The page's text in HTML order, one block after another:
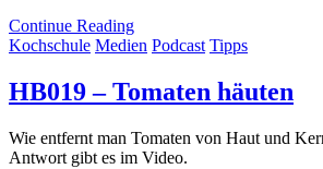
Continue Reading
Kochschule Medien Podcast Tipps
HB019 – Tomaten häuten
Wie entfernt man Tomaten von Haut und
Antwort gibt es im Video.